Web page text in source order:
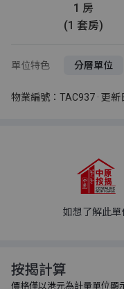
1 房
(1 套房)
單位特色 分層單位
物業編號：TAC937 · 更
如想了解此單
按揭計算
價格僅以港元為計量單位顯